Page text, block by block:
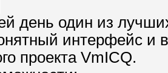
день один из
интерфейс и
проекта VmICQ.